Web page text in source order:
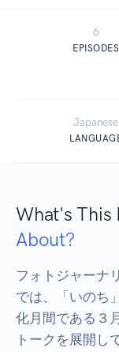
6
EPISODES
Japanese
What's This
About?
フォトジャーナ
では、「いのち
化月間である３
トークを展開し